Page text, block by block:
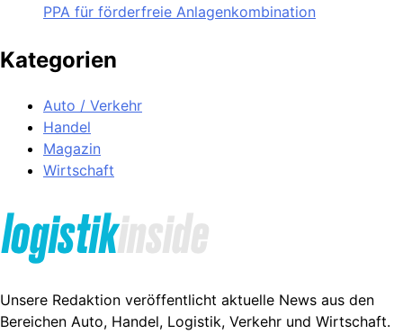
PPA für förderfreie Anlagenkombination
Kategorien
Auto / Verkehr
Handel
Magazin
Wirtschaft
Unsere Redaktion veröffentlicht aktuelle News aus den
Bereichen Auto, Handel, Logistik, Verkehr und Wirtschaft.